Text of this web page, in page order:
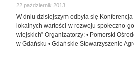
22 październik 2013
W dniu dzisiejszym odbyła się Konferencja
lokalnych wartości w rozwoju społeczno-
wiejskich” Organizatorzy: • Pomorski
w Gdańsku • Gdańskie Stowarzyszenie